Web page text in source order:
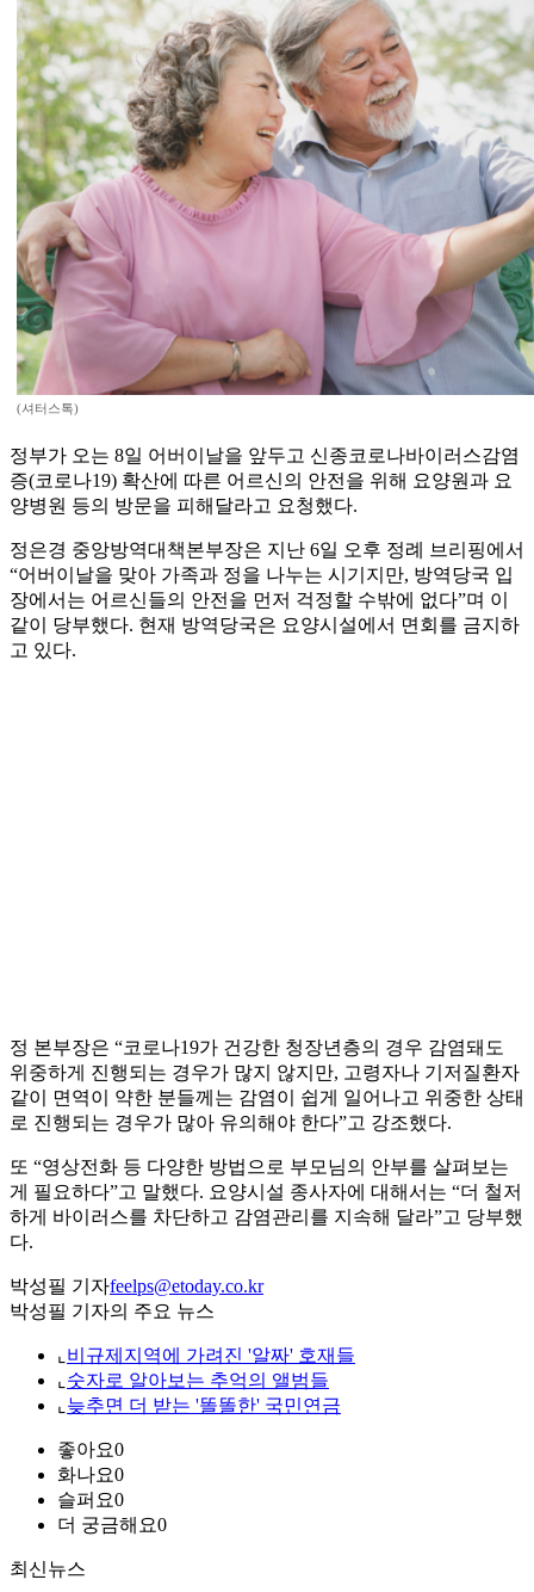
(셔터스톡)
정부가 오는 8일 어버이날을 앞두고 신종코로나바이러스감염
증(코로나19) 확산에 따른 어르신의 안전을 위해 요양원과 요
양병원 등의 방문을 피해달라고 요청했다.
정은경 중앙방역대책본부장은 지난 6일 오후 정례 브리핑에서
“어버이날을 맞아 가족과 정을 나누는 시기지만, 방역당국 입
장에서는 어르신들의 안전을 먼저 걱정할 수밖에 없다”며 이
같이 당부했다. 현재 방역당국은 요양시설에서 면회를 금지하
고 있다.
정 본부장은 “코로나19가 건강한 청장년층의 경우 감염돼도
위중하게 진행되는 경우가 많지 않지만, 고령자나 기저질환자
같이 면역이 약한 분들께는 감염이 쉽게 일어나고 위중한 상태
로 진행되는 경우가 많아 유의해야 한다”고 강조했다.
또 “영상전화 등 다양한 방법으로 부모님의 안부를 살펴보는
게 필요하다”고 말했다. 요양시설 종사자에 대해서는 “더 철저
하게 바이러스를 차단하고 감염관리를 지속해 달라”고 당부했
다.
박성필 기자feelps@etoday.co.kr
박성필 기자의 주요 뉴스
⌞ 비규제지역에 가려진 '알짜' 호재들
⌞ 숫자로 알아보는 추억의 앨범들
⌞ 늦추면 더 받는 '똘똘한' 국민연금
좋아요0
화나요0
슬퍼요0
더 궁금해요0
최신뉴스